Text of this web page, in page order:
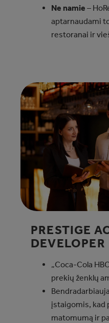
Ne namie –
aptarnaudami
restoranai ir
PRESTIGE
DEVELOPER​
„Coca-Cola
prekių ženklų
įstaigomis, kad
matomumą ir